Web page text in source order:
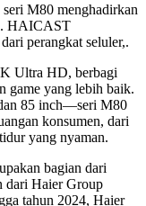
M80 menghadirkan
HAICAST
perangkat seluler,.
Ultra HD, berbagi
game yang lebih baik.
85 inch—seri M80
konsumen, dari
yang nyaman.
bagian dari
dari Haier Group
tahun 2024, Haier